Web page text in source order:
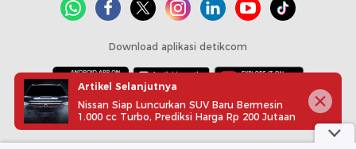
Download aplikasi detikcom
Copyright @ 2026 detikcom, All right reserved
Artikel Selanjutnya
Nissan Siap Luncurkan SUV Baru Bermesin
1.000 cc Turbo, Prediksi Harga Rp 200 Jutaan